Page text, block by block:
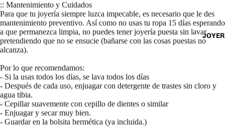
:: Mantenimiento y Cuidados
Para que tu joyería siempre luzca impecable, es necesario que le des
mantenimiento preventivo. Así como no usas tu ropa 15 días esperando
a que permanezca limpia, no puedes tener joyería puesta sin lavar
pretendiendo que no se ensucie (bañarse con las cosas puestas no
alcanza).
Por lo que recomendamos:
- Si la usas todos los días, se lava todos los días
- Después de cada uso, enjuagar con detergente de trastes sin cloro y
agua tibia.
- Cepillar suavemente con cepillo de dientes o similar
- Enjuagar y secar muy bien.
- Guardar en la bolsita hermética (ya incluida.)